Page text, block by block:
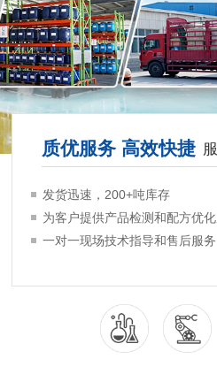
线 工艺稳定 严格品控
可追溯